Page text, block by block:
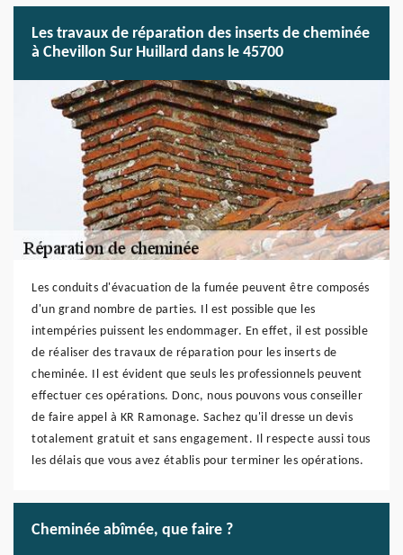
Les travaux de réparation des inserts de cheminée
à Chevillon Sur Huillard dans le 45700
Les conduits d'évacuation de la fumée peuvent être composés
d'un grand nombre de parties. Il est possible que les
intempéries puissent les endommager. En effet, il est possible
de réaliser des travaux de réparation pour les inserts de
cheminée. Il est évident que seuls les professionnels peuvent
effectuer ces opérations. Donc, nous pouvons vous conseiller
de faire appel à KR Ramonage. Sachez qu'il dresse un devis
totalement gratuit et sans engagement. Il respecte aussi tous
les délais que vous avez établis pour terminer les opérations.
Cheminée abîmée, que faire ?